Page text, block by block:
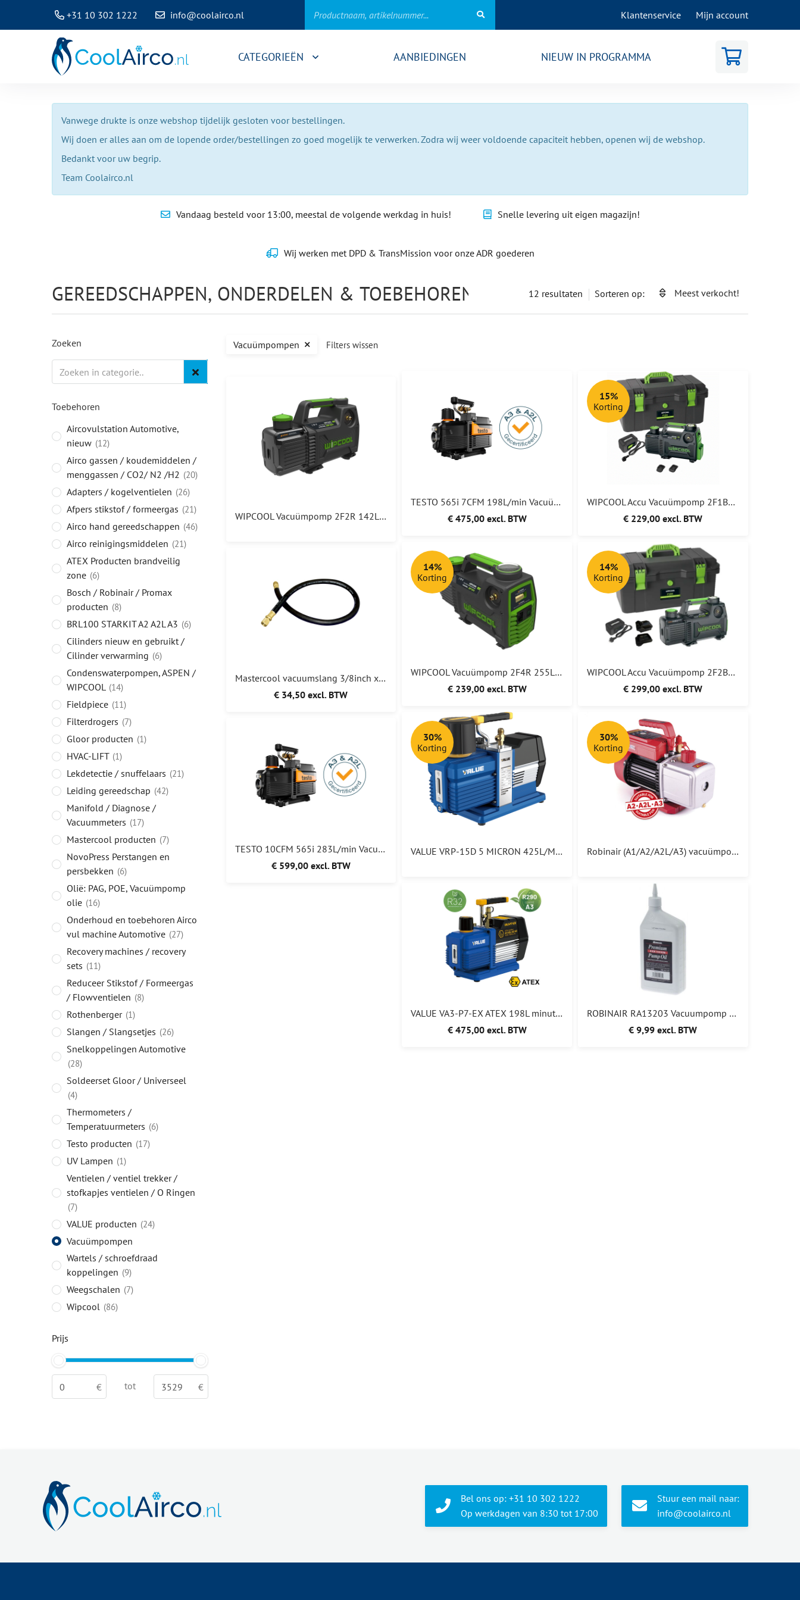
+31 10 302 1222 info@coolairco.nl Klantenservice Mijn account
CATEGORIEËN AANBIEDINGEN NIEUW IN PROGRAMMA
Vanwege drukte is onze webshop tijdelijk gesloten voor bestellingen.
Wij doen er alles aan om de lopende order/bestellingen zo goed mogelijk te verwerken. Zodra wij weer voldoende capaciteit hebben, openen wij de webshop.
Bedankt voor uw begrip.
Team Coolairco.nl
Vandaag besteld voor 13:00, meestal de volgende werkdag in huis! Snelle levering uit eigen magazijn!
Wij werken met DPD & TransMission voor onze ADR goederen
GEREEDSCHAPPEN, ONDERDELEN & TOEBEHOREN, HVAC & AUTOMOTIVE
12 resultaten Sorteren op: Meest verkocht!
Zoeken
Toebehoren
Aircovulstation Automotive,
nieuw 12
Airco gassen / koudemiddelen /
menggassen / CO2/ N2 /H2
20
Adapters / kogelventielen 26
Afpers stikstof / formeergas 21
Airco hand gereedschappen 46
Airco reinigingsmiddelen 21
ATEX Producten brandveilig
zone 6
Bosch / Robinair / Promax
producten
8
BRL100 STARKIT A2 A2L A3 6
Cilinders nieuw en gebruikt /
Cilinder verwarming
6
Condenswaterpompen, ASPEN /
WIPCOOL 14
Fieldpiece 11
Filterdrogers 7
Gloor producten 1
HVAC-LIFT 1
Lekdetectie / snuffelaars 21
Leiding gereedschap 42
Manifold / Diagnose /
Vacuummeters
17
Mastercool producten 7
NovoPress Perstangen en
persbekken
6
Olië: PAG, POE, Vacuümpomp
olie 16
Onderhoud en toebehoren Airco
vul machine Automotive 27
Recovery machines / recovery
sets
11
Reduceer Stikstof / Formeergas
/ Flowventielen
8
Rothenberger 1
Slangen / Slangsetjes 26
Snelkoppelingen Automotive
28
Soldeerset Gloor / Universeel
4
Thermometers /
Temperatuurmeters
6
Testo producten 17
UV Lampen 1
Ventielen / ventiel trekker /
stofkapjes ventielen / O Ringen
7
VALUE producten 24
Vacuümpompen
Wartels / schroefdraad
koppelingen 9
Weegschalen 7
Wipcool 86
Prijs
tot
Vacuümpompen Filters wissen
TESTO 565i 7CFM 198L/min Vacuümpomp A2L & A3 05645652
€ 475,00 excl. BTW
15%
Korting
WIPCOOL Accu Vacuümpomp 2F1BRK A2L (R32) 71L/min MAKITA + BOSCH + 220V Adapter
€ 229,00 excl. BTW
WIPCOOL Vacuümpomp 2F2R 142L/min 2 traps
14%
Korting
WIPCOOL Vacuümpomp 2F4R 255L/min 2 traps ACTIE
€ 239,00 excl. BTW
14%
Korting
WIPCOOL Accu Vacuümpomp 2F2BRK A2L (R32) 142L/min MAKITA + BOSCH + 220V ADAPTER ACTIE!!
€ 299,00 excl. BTW
Mastercool vacuumslang 3/8inch x 3/8inch 150CM
€ 34,50 excl. BTW
30%
Korting
VALUE VRP-15D 5 MICRON 425L/MIN Vacuümpomp 698,00
30%
Korting
Robinair (A1/A2/A2L/A3) vacuümpomp 2-traps 1550-A3 142L/min 339,00
TESTO 10CFM 565i 283L/min Vacuümpomp A2l & A3 05645653
€ 599,00 excl. BTW
VALUE VA3-P7-EX ATEX 198L minute 15 MICRON R290 R600 A2L A3
€ 475,00 excl. BTW
ROBINAIR RA13203 Vacuumpomp olie (0,94L) Premium High Quality
€ 9,99 excl. BTW
Bel ons op: +31 10 302 1222
Op werkdagen van 8:30 tot 17:00
Stuur een mail naar:
info@coolairco.nl